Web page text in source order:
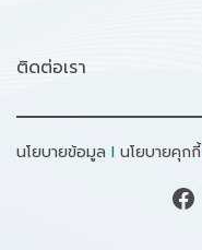
ติดต่อเรา
นโยบายข้อมูล I นโยบายคุกกี้
Facebook